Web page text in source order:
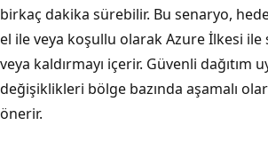
birkaç dakika sürebilir. Bu senaryo,
el ile veya koşullu olarak Azure İlkesi ile
veya kaldırmayı içerir. Güvenli dağıtım
değişiklikleri bölge bazında aşamalı
önerir.